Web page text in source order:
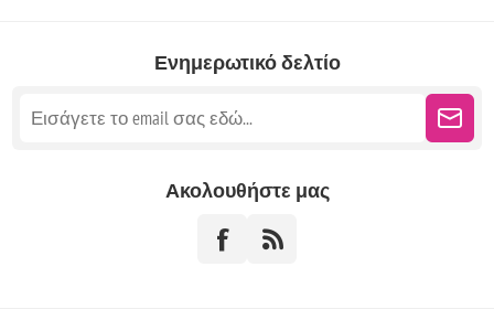
Ενημερωτικό δελτίο
Ακολουθήστε μας